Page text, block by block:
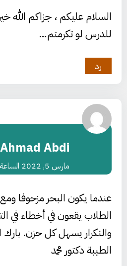
السلام عليكم ، جزاكم الله
للدرس لو تكرمتم…
رد
Ahmad Abdi
مارس 5, 2022 الساعة 1:43 م
عندما يكون البحر مزحوفا
الطلاب يقعون في أخطاء في
والتكرار يسهل كل حزن. بارك
الطيبة دكتور محمد